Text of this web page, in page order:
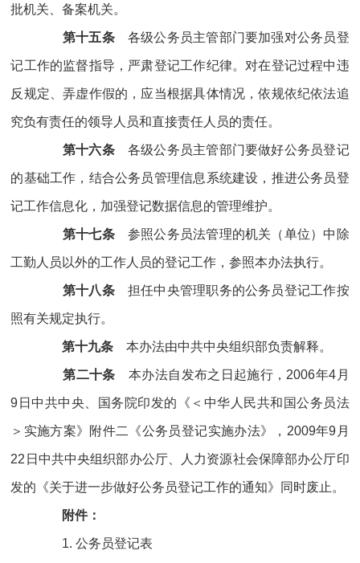
批机关、备案机关。
第十五条各级公务员主管部门要加强对公务员登
记工作的监督指导，严肃登记工作纪律。对在登记过程中违
反规定、弄虚作假的，应当根据具体情况，依规依纪依法追
究负有责任的领导人员和直接责任人员的责任。
第十六条各级公务员主管部门要做好公务员登记
的基础工作，结合公务员管理信息系统建设，推进公务员登
记工作信息化，加强登记数据信息的管理维护。
第十七条参照公务员法管理的机关（单位）中除
工勤人员以外的工作人员的登记工作，参照本办法执行。
第十八条担任中央管理职务的公务员登记工作按
照有关规定执行。
第十九条 本办法由中共中央组织部负责解释。
第二十条 本办法自发布之日起施行，2006年4月
9日中共中央、国务院印发的《＜中华人民共和国公务员法
＞实施方案》附件二《公务员登记实施办法》，2009年9月
22日中共中央组织部办公厅、人力资源社会保障部办公厅印
发的《关于进一步做好公务员登记工作的通知》同时废止。
附件：
1. 公务员登记表